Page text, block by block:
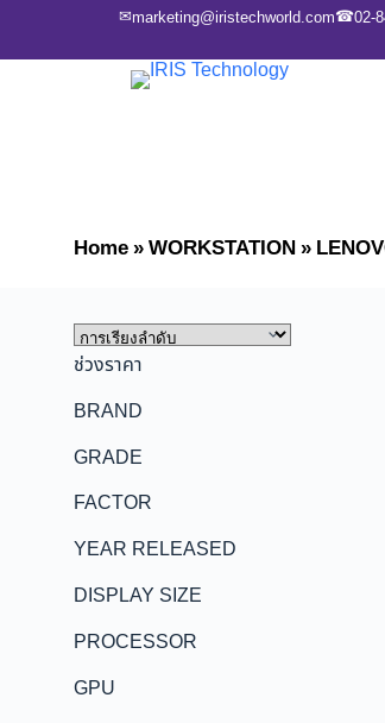
✉marketing@iristechworld.com☎02-
Home»WORKSTATION»
ช่วงราคา
BRAND
GRADE
FACTOR
YEAR RELEASED
DISPLAY SIZE
PROCESSOR
GPU